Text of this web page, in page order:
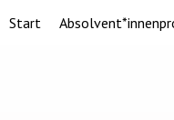
Start